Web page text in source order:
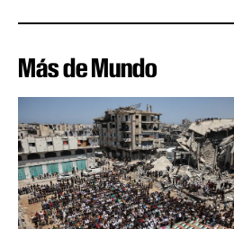
Más de Mundo